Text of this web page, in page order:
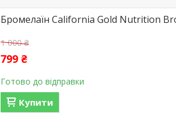
Бромелаїн California Gold Nutrition
1 000 ₴
799 ₴
Готово до відправки
Купити